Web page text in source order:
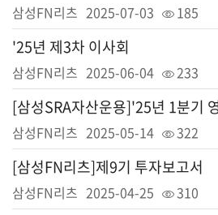
삼성FN리츠 2025-07-03 185
'25년 제3차 이사회
삼성FN리츠 2025-06-04 233
[삼성SRA자산운용]'25년 1분기
삼성FN리츠 2025-05-14 322
[삼성FN리츠]제9기 투자보고서
삼성FN리츠 2025-04-25 310